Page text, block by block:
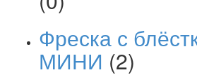
Фреска с
МИНИ (2)